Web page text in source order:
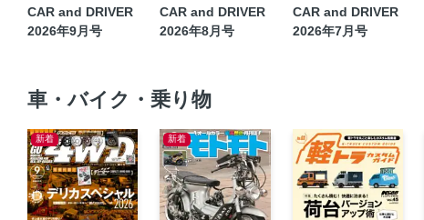
CAR and DRIVER
2026年9月号
CAR and DRIVER
2026年8月号
CAR and DRIVER
2026年7月号
車・バイク・乗り物
新着 新着